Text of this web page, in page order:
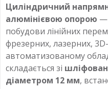
Циліндричний
алюмінієвою опорою —
побудови лінійних
фрезерних, лазерних,
автоматизованому
складається зі
діаметром 12 мм,